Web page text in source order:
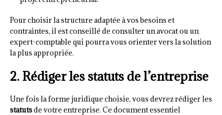
Pour choisir la structure adaptée à vos besoins et
contraintes, il est conseillé de consulter un avocat ou un
expert-comptable qui pourra vous orienter vers la solution
la plus appropriée.
2. Rédiger les statuts de l’entreprise
Une fois la forme juridique choisie, vous devrez rédiger les
statutsde votre entreprise. Ce document essentiel